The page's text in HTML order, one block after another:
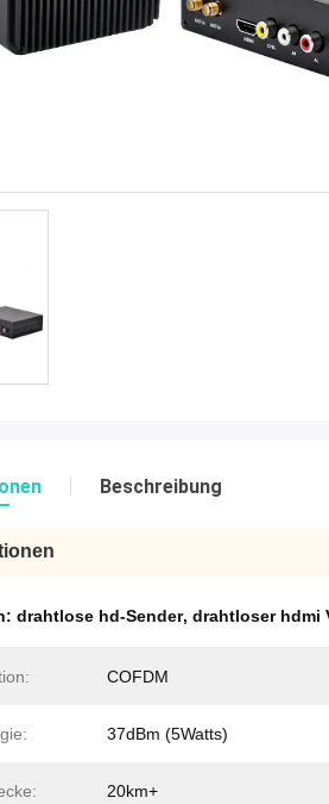
Beschreibung
drahtlose hd-Sender, drahtloser hdmi
COFDM
37dBm (5Watts)
20km+